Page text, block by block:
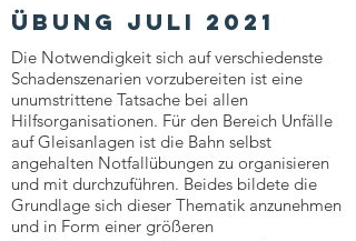
Übung juli 2021
Die Notwendigkeit sich auf verschiedenste
Schadenszenarien vorzubereiten ist eine
unumstrittene Tatsache bei allen
Hilfsorganisationen. Für den Bereich Unfälle
auf Gleisanlagen ist die Bahn selbst
angehalten Notfallübungen zu organisieren
und mit durchzuführen. Beides bildete die
Grundlage sich dieser Thematik anzunehmen
und in Form einer größeren